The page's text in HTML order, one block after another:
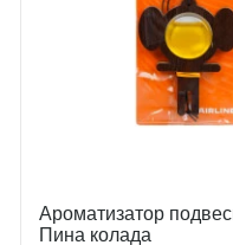
Ароматизатор
Пина колада